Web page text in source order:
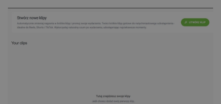
Typy wydarzeń